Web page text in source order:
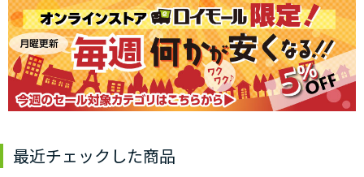
最近チェックした商品